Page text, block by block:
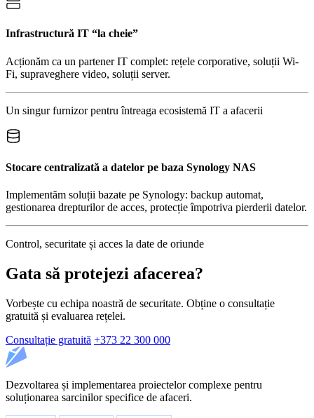
Infrastructură IT “la cheie”
Acționăm ca un partener IT complet: rețele corporative, soluții Wi-
Fi, supraveghere video, soluții server.
Un singur furnizor pentru întreaga ecosistemă IT a afacerii
Stocare centralizată a datelor pe baza Synology NAS
Implementăm soluții bazate pe Synology: backup automat,
gestionarea drepturilor de acces, protecție împotriva pierderii datelor.
Control, securitate și acces la date de oriunde
Gata să protejezi afacerea?
Vorbește cu echipa noastră de securitate. Obține o consultație
gratuită și evaluarea rețelei.
Consultație gratuită +373 22 300 000
Dezvoltarea și implementarea proiectelor complexe pentru
soluționarea sarcinilor specifice de afaceri.